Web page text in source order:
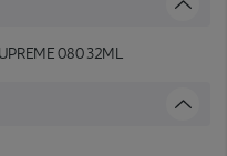
080 32ML